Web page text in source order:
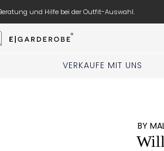
und Hilfe bei der Outfit-Auswahl.
VERKAUFE MIT UNS
BY